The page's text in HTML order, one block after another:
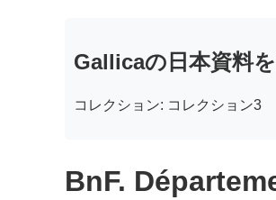
Gallicaの日本資料を
コレクション: コレクション3
BnF.